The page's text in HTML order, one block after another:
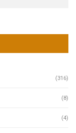
(316)
(8)
(4)